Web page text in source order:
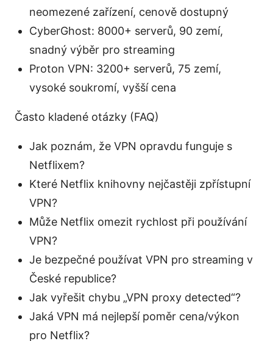
neomezené zařízení, cenově dostupný
CyberGhost: 8000+ serverů, 90 zemí,
snadný výběr pro streaming
Proton VPN: 3200+ serverů, 75 zemí,
vysoké soukromí, vyšší cena
Často kladené otázky (FAQ)
Jak poznám, že VPN opravdu funguje s
Netflixem?
Které Netflix knihovny nejčastěji zpřístupní
VPN?
Může Netflix omezit rychlost při používání
VPN?
Je bezpečné používat VPN pro streaming v
České republice?
Jak vyřešit chybu „VPN proxy detected“?
Jaká VPN má nejlepší poměr cena/výkon
pro Netflix?